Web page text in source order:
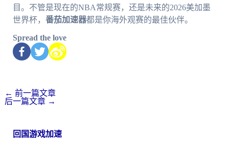
目。不管是现在的NBA常规赛，还是未来的2026美加墨
世界杯， 番茄加速器都是你海外观赛的最佳伙伴。
Spread the love
← 前一篇文章
后一篇文章 →
回国游戏加速